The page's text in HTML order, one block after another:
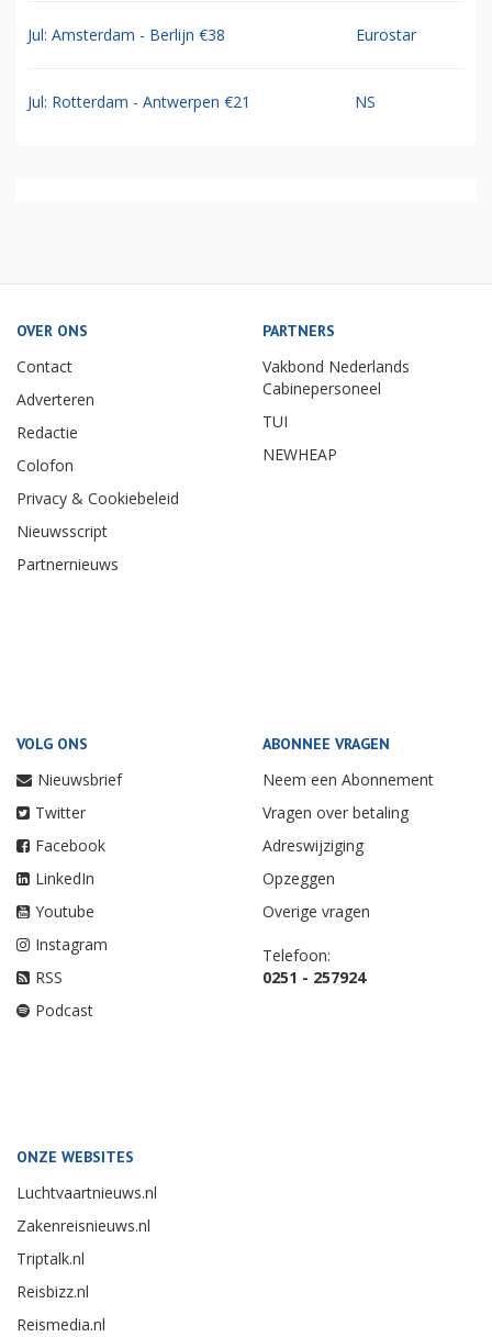
Jul: Amsterdam - Berlijn €38 Eurostar
Jul: Rotterdam - Antwerpen €21 NS
OVER ONS
Contact
Adverteren
Redactie
Colofon
Privacy & Cookiebeleid
Nieuwsscript
Partnernieuws
PARTNERS
Vakbond Nederlands
Cabinepersoneel
TUI
NEWHEAP
VOLG ONS
Nieuwsbrief
Twitter
Facebook
LinkedIn
Youtube
Instagram
RSS
Podcast
ABONNEE VRAGEN
Neem een Abonnement
Vragen over betaling
Adreswijziging
Opzeggen
Overige vragen
Telefoon:
0251 - 257924
ONZE WEBSITES
Luchtvaartnieuws.nl
Zakenreisnieuws.nl
Triptalk.nl
Reisbizz.nl
Reismedia.nl